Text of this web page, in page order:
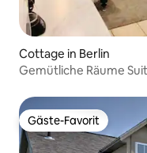
Cottage in Berlin
Gemütliche Räume
Gäste-Favorit
Gäste-Favorit